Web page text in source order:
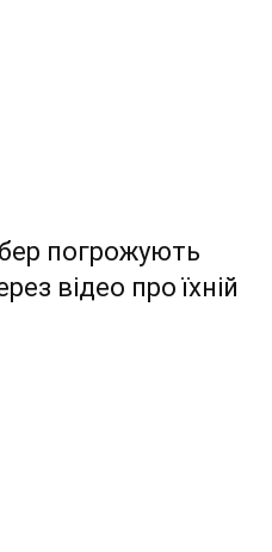
погрожують
відео про їхній